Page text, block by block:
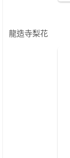
龍造寺梨花